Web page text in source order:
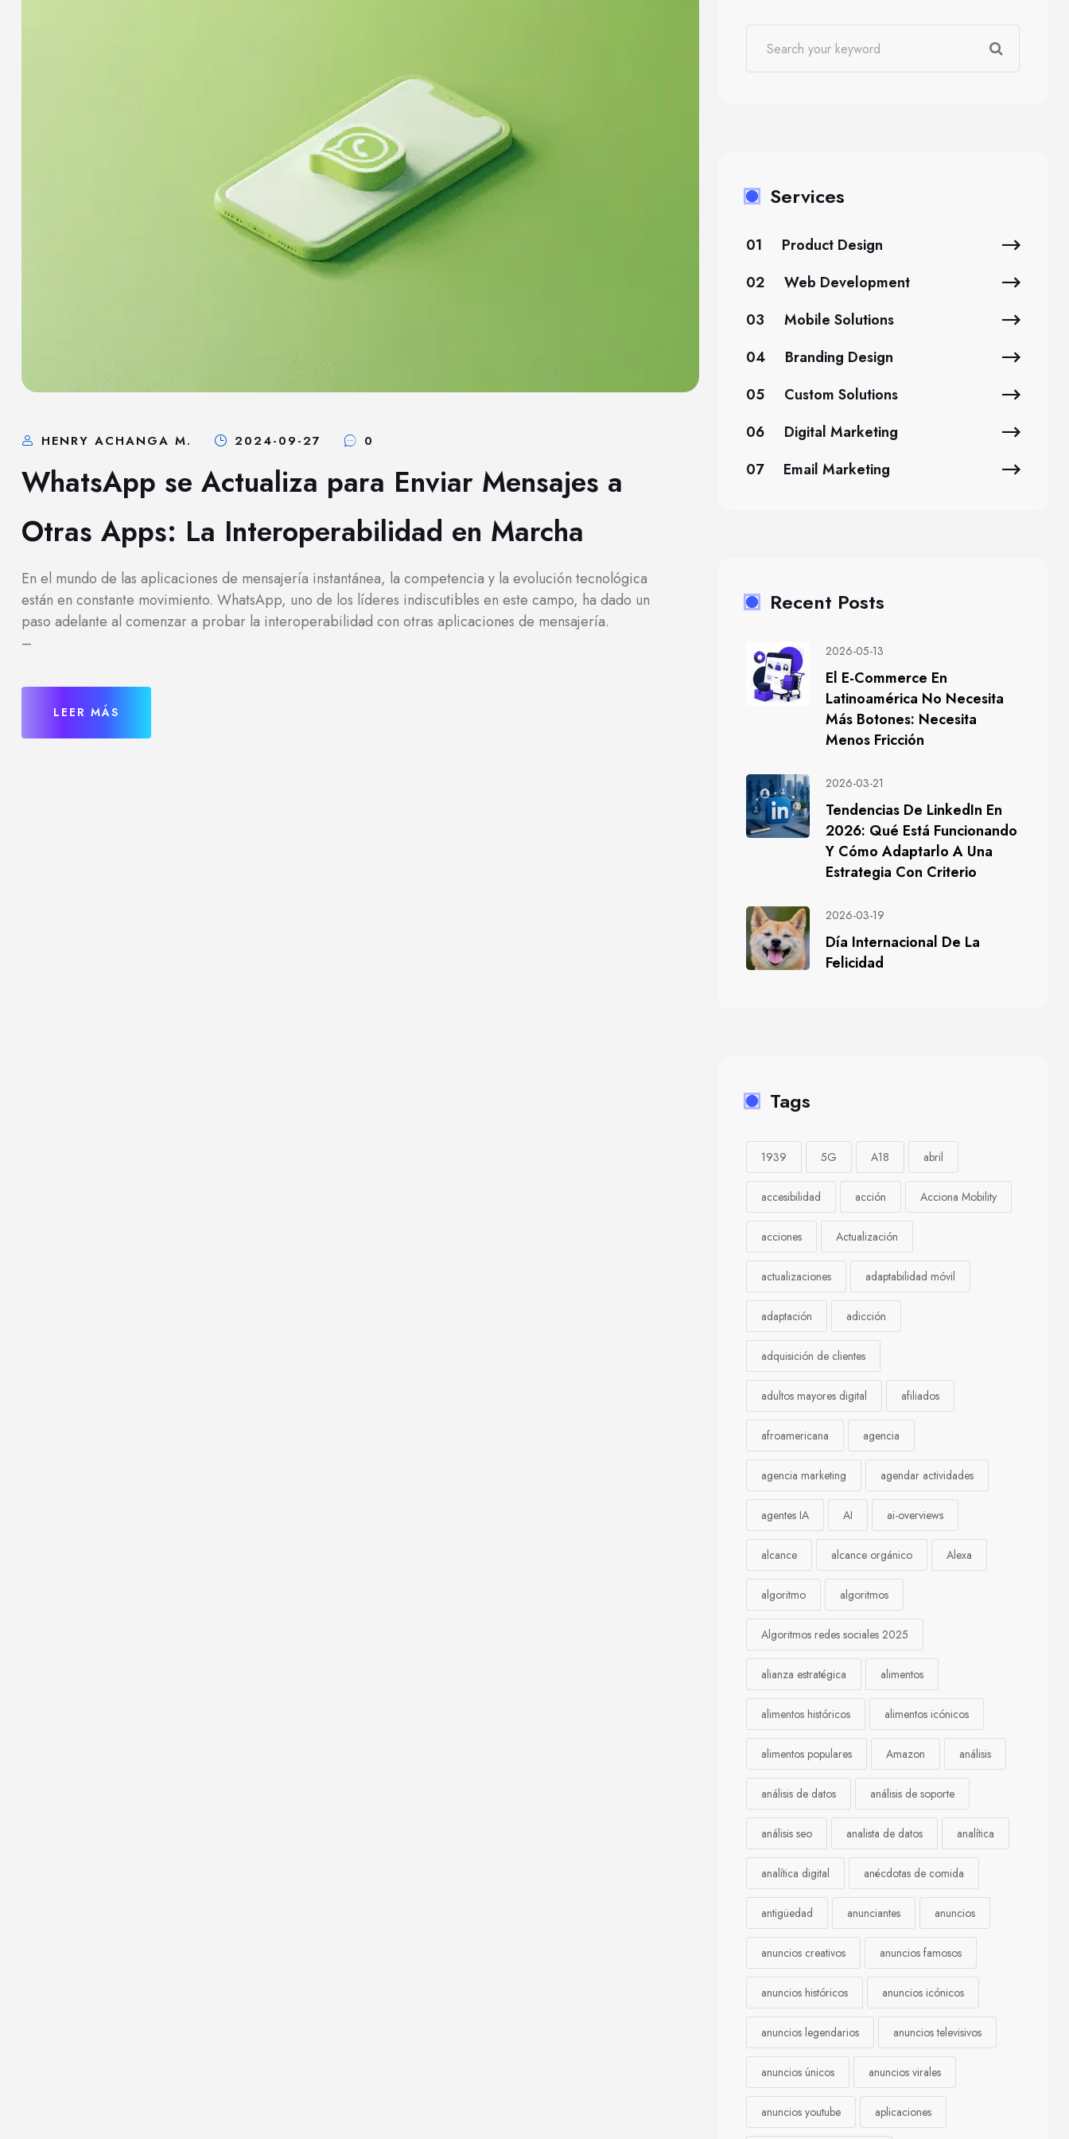
HENRY ACHANGA M. 2024-09-27 0
WhatsApp se Actualiza para Enviar Mensajes a
Otras Apps: La Interoperabilidad en Marcha
En el mundo de las aplicaciones de mensajería instantánea, la competencia y la evolución tecnológica
están en constante movimiento. WhatsApp, uno de los líderes indiscutibles en este campo, ha dado un
paso adelante al comenzar a probar la interoperabilidad con otras aplicaciones de mensajería.
–
LEER MÁS
Services
01
Product Design
02
Web Development
03
Mobile Solutions
04
Branding Design
05
Custom Solutions
06
Digital Marketing
07
Email Marketing
Recent Posts
2026-05-13
El E-Commerce En
Latinoamérica No Necesita
Más Botones: Necesita
Menos Fricción
2026-03-21
Tendencias De LinkedIn En
2026: Qué Está Funcionando
Y Cómo Adaptarlo A Una
Estrategia Con Criterio
2026-03-19
Día Internacional De La
Felicidad
Tags
1939 5G A18 abril
accesibilidad acción Acciona Mobility
acciones Actualización
actualizaciones adaptabilidad móvil
adaptación adicción
adquisición de clientes
adultos mayores digital afiliados
afroamericana agencia
agencia marketing agendar actividades
agentes IA AI ai-overviews
alcance alcance orgánico Alexa
algoritmo algoritmos
Algoritmos redes sociales 2025
alianza estratégica alimentos
alimentos históricos alimentos icónicos
alimentos populares Amazon análisis
análisis de datos análisis de soporte
análisis seo analista de datos analítica
analítica digital anécdotas de comida
antigüedad anunciantes anuncios
anuncios creativos anuncios famosos
anuncios históricos anuncios icónicos
anuncios legendarios anuncios televisivos
anuncios únicos anuncios virales
anuncios youtube aplicaciones